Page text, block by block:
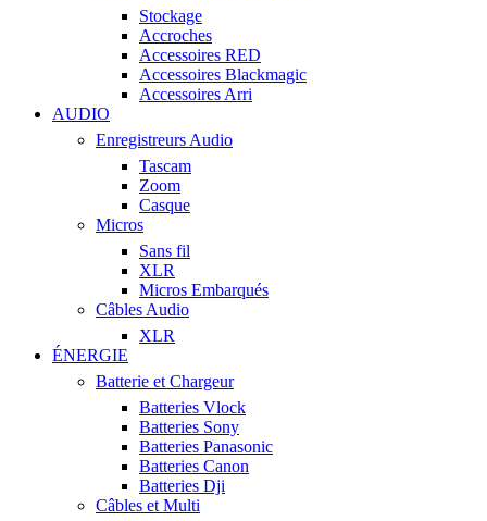
Stockage
Accroches
Accessoires RED
Accessoires Blackmagic
Accessoires Arri
AUDIO
Enregistreurs Audio
Tascam
Zoom
Casque
Micros
Sans fil
XLR
Micros Embarqués
Câbles Audio
XLR
ÉNERGIE
Batterie et Chargeur
Batteries Vlock
Batteries Sony
Batteries Panasonic
Batteries Canon
Batteries Dji
Câbles et Multi